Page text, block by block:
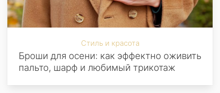
Стиль и красота
Броши для осени: как эффектно оживить
пальто, шарф и любимый трикотаж